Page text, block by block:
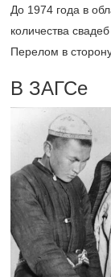
До 1974 года в
количества
Перелом в
В ЗАГСе